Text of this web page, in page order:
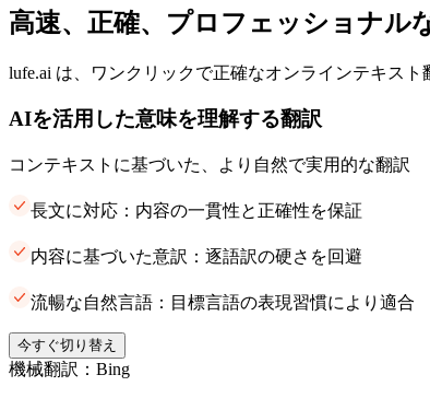
高速、正確、プロフェッショナル
lufe.ai は、ワンクリックで正確なオンラインテキスト
AIを活用した意味を理解する翻訳
コンテキストに基づいた、より自然で実用的な翻訳
長文に対応：内容の一貫性と正確性を保証
内容に基づいた意訳：逐語訳の硬さを回避
流暢な自然言語：目標言語の表現習慣により適合
今すぐ切り替え
機械翻訳：Bing